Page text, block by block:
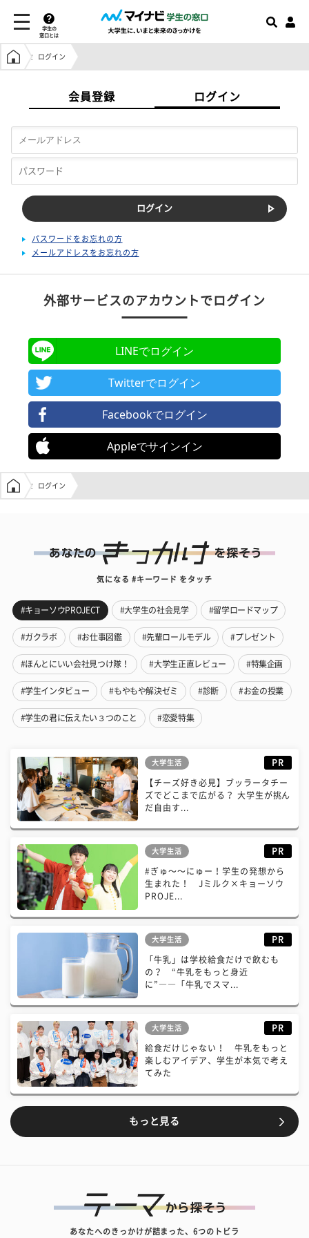
学生の
窓口とは
学生の窓口トップ
ログイン
会員登録 ログイン
パスワードをお忘れの方
メールアドレスをお忘れの方
外部サービスのアカウントでログイン
LINEでログイン
Twitterでログイン
Facebookでログイン
Appleでサインイン
学生の窓口トップ
ログイン
気になる #キーワード をタッチ
#キョーソウPROJECT #大学生の社会見学 #留学ロードマップ
#ガクラボ #お仕事図鑑 #先輩ロールモデル #プレゼント
#ほんとにいい会社見つけ隊！ #大学生正直レビュー #特集企画
#学生インタビュー #もやもや解決ゼミ #診断 #お金の授業
#学生の君に伝えたい３つのこと #恋愛特集
大学生活 PR
【チーズ好き必見】ブッラータチー
ズでどこまで広がる？ 大学生が挑ん
だ自由す...
大学生活 PR
#ぎゅ〜〜にゅー！学生の発想から
生まれた！ Jミルク×キョーソウ
PROJE...
大学生活 PR
「牛乳」は学校給食だけで飲むも
の？ “牛乳をもっと身近
に”――「牛乳でスマ...
大学生活 PR
給食だけじゃない！ 牛乳をもっと
楽しむアイデア、学生が本気で考え
てみた
もっと見る
あなたへのきっかけが詰まった、6つのトビラ